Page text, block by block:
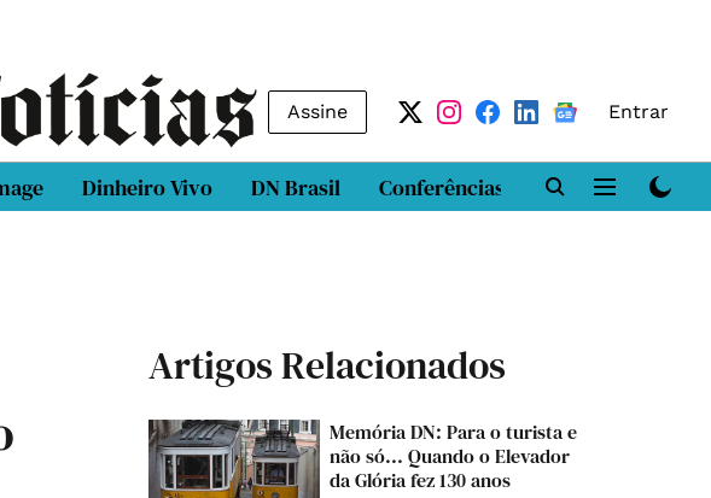
Assine Entrar
Dinheiro Vivo DN Brasil Conferências DN LAB
Artigos Relacionados
Memória DN: Para o turista e
não só... Quando o Elevador
da Glória fez 130 anos